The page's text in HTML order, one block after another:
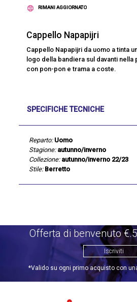
RIMANI AGGIORNATO
Cappello Napapijri
Cappello Napapijri da uomo a tinta
logo della bandiera sul davanti nella
con pon-pon e trama a coste.
SPECIFICHE TECNICHE
Reparto: Uomo
Stagione: autunno/inverno
Collezione: autunno/inverno 22/23
Stile: Berretto
Offerta di benvenuto
Iscriviti
*Valido su ogni primo acquisto con